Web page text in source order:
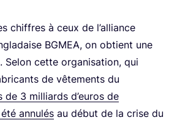
chiffres à ceux de l’alliance
BGMEA, on obtient une
Selon cette orga­ni­sa­tion, qui
de vête­ments du
de 3 mil­liards d’eu­ros de
annu­lés au début de la crise du